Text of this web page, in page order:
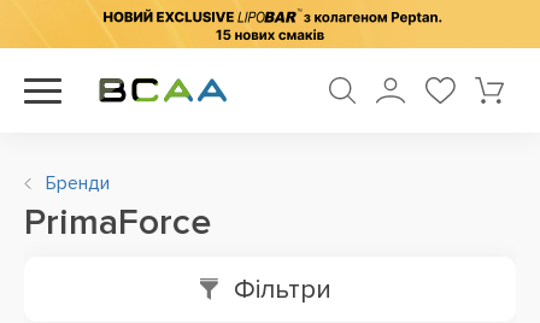
Бренди
PrimaForce
Фільтри